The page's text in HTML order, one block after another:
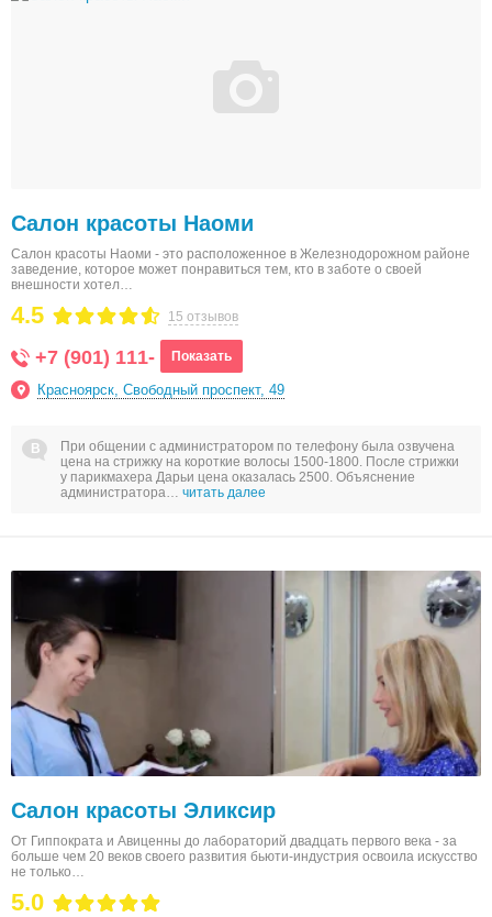
Салон красоты Наоми
Салон красоты Наоми - это расположенное в Железнодорожном районе
заведение, которое может понравиться тем, кто в заботе о своей
внешности хотел…
15 отзывов
4.5
+7 (901) 111- Показать
Красноярск, Свободный проспект, 49
При общении с администратором по телефону была озвучена
цена на стрижку на короткие волосы 1500-1800. После стрижки
у парикмахера Дарьи цена оказалась 2500. Объяснение
администратора… читать далее
Салон красоты Эликсир
От Гиппократа и Авиценны до лабораторий двадцать первого века - за
больше чем 20 веков своего развития бьюти-индустрия освоила искусство
не только…
5.0